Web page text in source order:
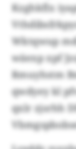
Kzghkflx
Wktqwup
wäexp xpf
Rmuyhstm
qwdyey kl
qxlr zjsrhh